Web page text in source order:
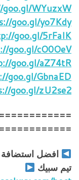
WYuzxW
goo.gl/yo7Kdy
goo.gl/5rFaIK
goo.gl/cO0OeV
goo.gl/aZ74tR
goo.gl/GbnaED
goo.gl/zU2se2
تيم سبيك